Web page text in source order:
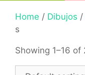
Home / Dibujos /
s
Showing 1–16 of